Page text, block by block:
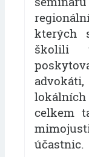
kterých
školili
celkem
účastnic.